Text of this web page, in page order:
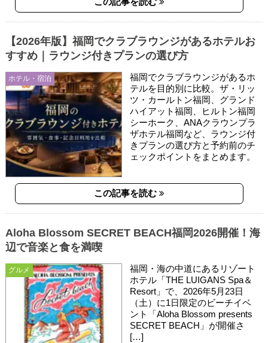
ホテル・宿泊
【2026年版】福岡でクラブラウンジがあるホテルお
すすめ｜ラウンジ付きプランの選び方
福岡でクラブラウンジがあるホ
テルを目的別に比較。ザ・リッ
ツ・カールトン福岡、グランド
ハイアット福岡、ヒルトン福岡
シーホーク、ANAクラウンプラ
ザホテル福岡など、ラウンジ付
きプランの選び方と予約前のチ
ェックポイントをまとめます。
この記事を読む
グルメ
Aloha Blossom SECRET BEACH福岡2026開催！海
辺で音楽と食を満喫
福岡・海の中道にあるリゾート
ホテル「THE LUIGANS Spa＆
Resort」で、2026年5月23日
（土）に1日限定のビーチイベ
ント「Aloha Blossom presents
SECRET BEACH」が開催さ
[…]